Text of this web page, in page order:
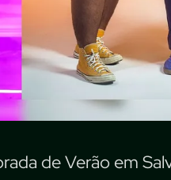
de Verão em